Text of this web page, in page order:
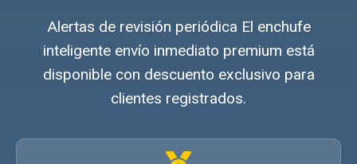
Alertas de revisión periódica El enchufe
inteligente envío inmediato premium está
disponible con descuento exclusivo para
clientes registrados.